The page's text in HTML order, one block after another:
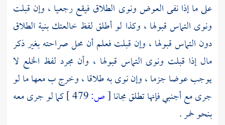
على ما إذا نفى العوض ونوى الطلاق فيقع رجعيا ، وإن قبلت
ونوى التماس قبولها ، وكذا لو أطلق لفظ خالعتك بنية الطلاق
دون التماس قبولها ، وإن قبلت فعلم أن محل صراحته بغير ذكر
مال إذا قبلت ونوى التماس قبولها ، وأن مجرد لفظ الخلع لا
يوجب عوضا جزما ، وإن نوى به طلاقا ، وخرج ب معها ما لو
جرى مع أجنبي فإنها تطلق مجانا[ص:
كما لو جرى معه
بنحو خمر .